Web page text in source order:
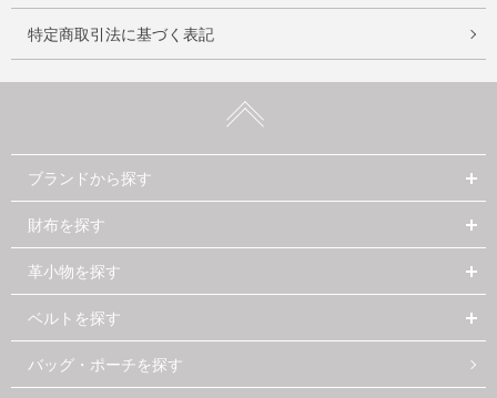
特定商取引法に基づく表記
ブランドから探す
財布を探す
革小物を探す
ベルトを探す
バッグ・ポーチを探す